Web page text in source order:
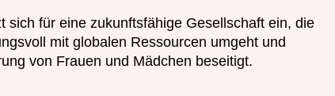
sich für eine zukunftsfähige Gesellschaft ein, die
mit globalen Ressourcen umgeht und
von Frauen und Mädchen beseitigt.